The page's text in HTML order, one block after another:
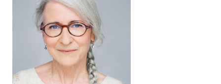
À LA POINTE DE LA PROFESSION
DEVENIR MEMBRE